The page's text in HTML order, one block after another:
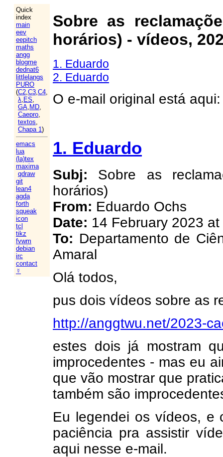
Quick
index
main
eev
eepitch
maths
angg
blogme
dednat6
littlelangs
PURO
(C2,C3,C4,
λ, ES,
GA, MD,
Caepro,
textos,
Chapa 1)
emacs
lua
(la)tex
maxima
qdraw
git
lean4
agda
forth
squeak
icon
tcl
tikz
fvwm
debian
irc
contact
☿
Sobre as
horários) - vídeos,
1. Eduardo
2. Eduardo
O e-mail original está
1. Eduardo
Subj: Sobre as
horários)
From: Eduardo Ochs
Date: 14 February 2023
To: Departamento de
Amaral
Olá todos,
pus dois vídeos sobre as
http://anggtwu.net/2023-
estes dois já mostram
improcedentes - mas eu
que vão mostrar que
também são
Eu legendei os vídeos, e
paciência pra assistir
aqui nesse e-mail.